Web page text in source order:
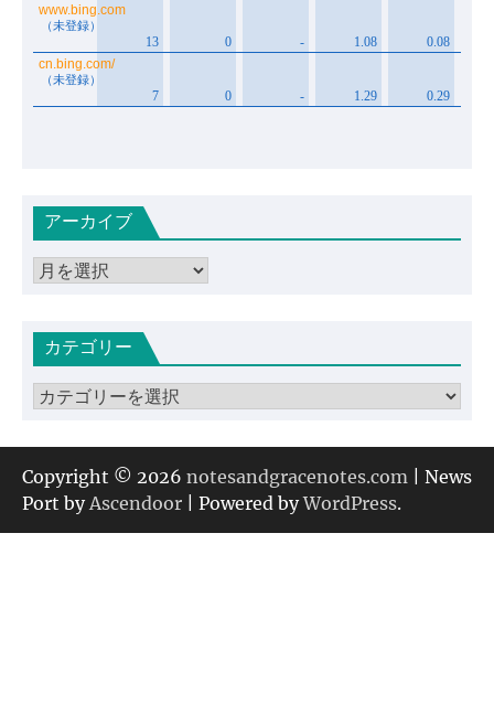
アーカイブ
ア
イカテゴリー
カ
ゴ
リ
ー
Copyright © 2026 notesandgracenotes.com | News
Port byAscendoor | Powered byWordPress.